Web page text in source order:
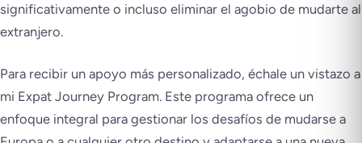
significativamente o incluso eliminar el agobio de mudarte al
extranjero.
Para recibir un apoyo más personalizado, échale un vistazo a
mi Expat Journey Program. Este programa ofrece un
enfoque integral para gestionar los desafíos de mudarse a